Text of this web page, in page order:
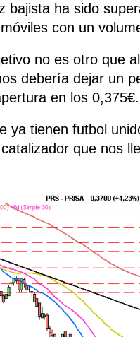
bajista ha sido
con un
no es otro que
debería dejar un
en los 0,375€.
ya tienen futbol
que nos